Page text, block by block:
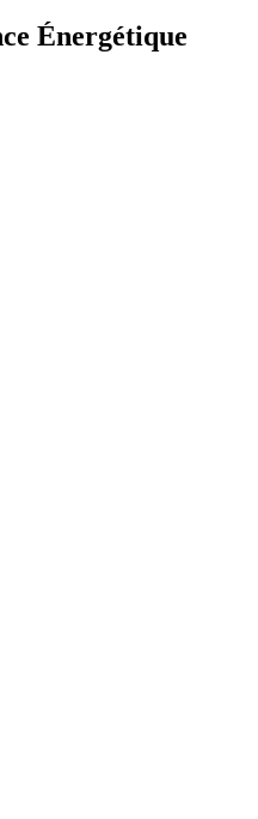
Énergétique